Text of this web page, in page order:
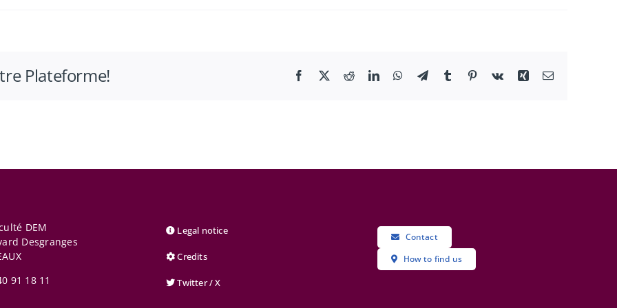
Plateforme! Facebook
X RedditLinkedInWhatsApp
TelegramTumblr Pinterest
Vk Xing Email
DEM
Desgranges
91 18 11
Legal notice
Credits
Twitter / X
Contact
How to find us